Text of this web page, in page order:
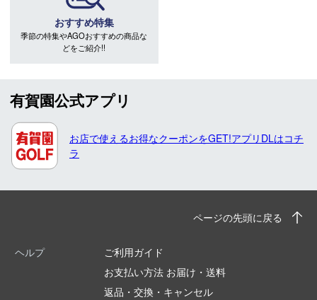
おすすめ特集
季節の特集やAGOおすすめの商品な
どをご紹介!!
有賀園公式アプリ
お店で使えるお得なクーポンをGET!アプリDLはコチ
ラ
ページの先頭に戻る
ヘルプ
ご利用ガイド
お支払い方法 お届け・送料
返品・交換・キャンセル